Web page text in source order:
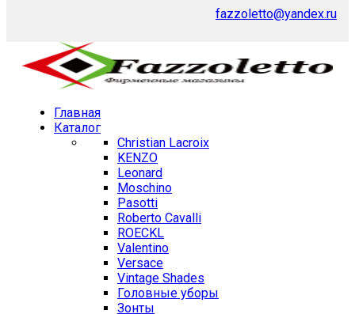
fazzoletto@yandex.ru
Главная
Каталог
Christian Lacroix
KENZO
Leonard
Moschino
Pasotti
Roberto Cavalli
ROECKL
Valentino
Versace
Vintage Shades
Головные уборы
Зонты